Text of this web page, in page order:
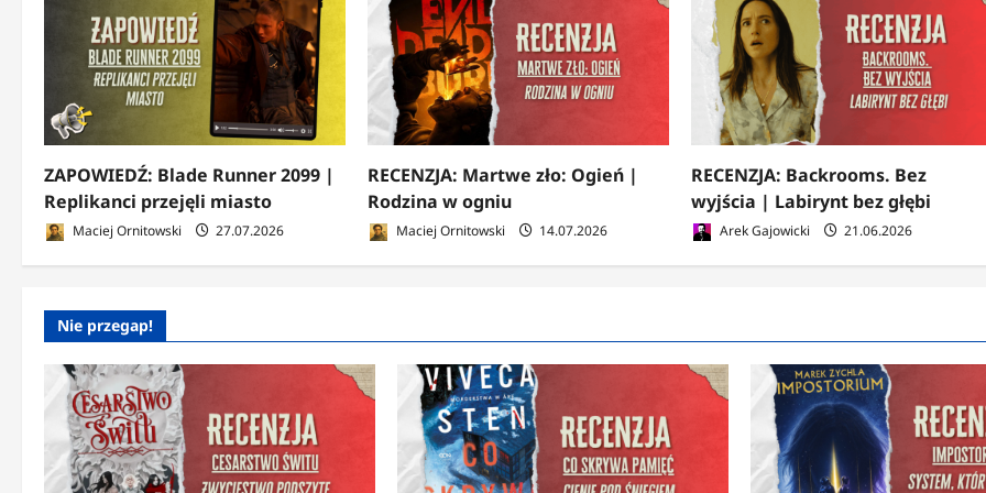
ZAPOWIEDŹ: Blade Runner 2099 |
Replikanci przejęli miasto
Maciej Ornitowski 27.07.2026
RECENZJA: Martwe zło: Ogień |
Rodzina w ogniu
Maciej Ornitowski 14.07.2026
RECENZJA: Backrooms. Bez
wyjścia | Labirynt bez głębi
Arek Gajowicki 21.06.2026
Nie przegap!